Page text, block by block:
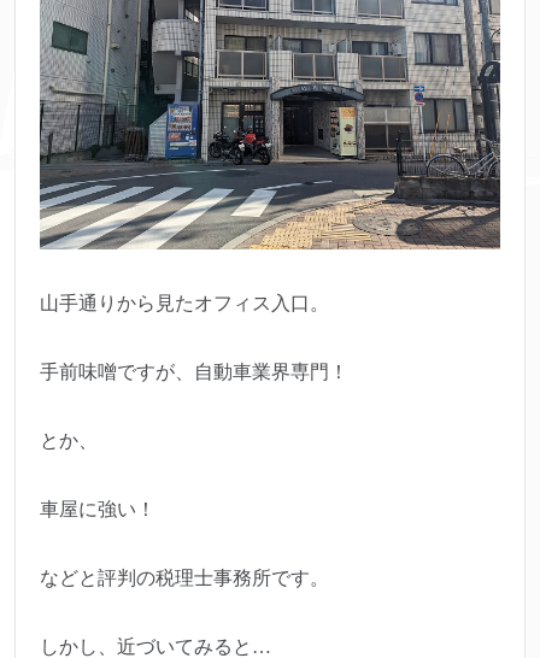
山手通りから見たオフィス入口。
手前味噌ですが、自動車業界専門！
とか、
車屋に強い！
などと評判の税理士事務所です。
しかし、近づいてみると…